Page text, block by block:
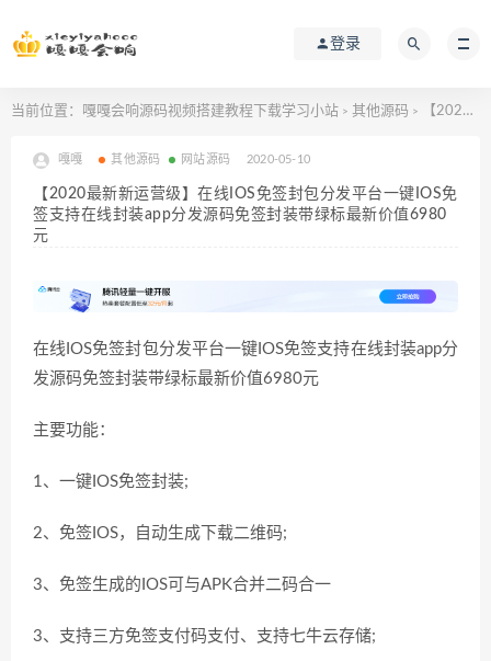
登录
当前位置： 嘎嘎会响源码视频搭建教程下载学习小站 > 其他源码 > 【2020最新新运营级】在线IOS免签封包分发平台一键IOS免签支持在线封装app分发源码免签封装带绿标最新价值6980元
嘎嘎 其他源码 网站源码 2020-05-10
【2020最新新运营级】在线IOS免签封包分发平台一键IOS免
签支持在线封装app分发源码免签封装带绿标最新价值6980
元
在线IOS免签封包分发平台一键IOS免签支持在线封装app分
发源码免签封装带绿标最新价值6980元
主要功能：
1、一键IOS免签封装;
2、免签IOS，自动生成下载二维码;
3、免签生成的IOS可与APK合并二码合一
3、支持三方免签支付码支付、支持七牛云存储;